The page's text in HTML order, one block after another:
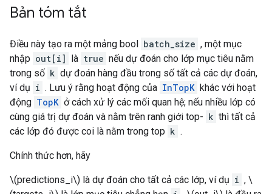
Bản tóm tắt
Điều này tạo ra một mảng bool batch_size , một mục
nhập out[i] là true nếu dự đoán cho lớp mục tiêu nằm
trong số k dự đoán hàng đầu trong số tất cả các dự đoán,
ví dụ i . Lưu ý rằng hoạt động của InTopK khác với hoạt
động TopK ở cách xử lý các mối quan hệ; nếu nhiều lớp có
cùng giá trị dự đoán và nằm trên ranh giới top- k thì tất cả
các lớp đó được coi là nằm trong top k .
Chính thức hơn, hãy
\(predictions_i\) là dự đoán cho tất cả các lớp, ví dụ i , \